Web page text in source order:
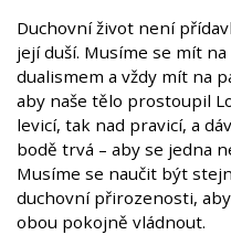
Duchovní život není
její duší. Musíme se mít
dualismem a vždy mít na
aby naše tělo prostoupil
levicí, tak nad pravicí, a
bodě trvá – aby se jedna
Musíme se naučit být
duchovní přirozenosti,
obou pokojně vládnout.